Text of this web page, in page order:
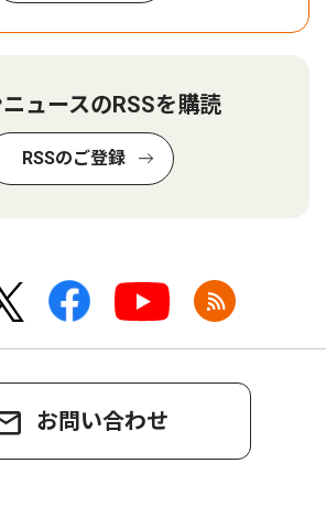
ュースのRSSを購読
RSSのご登録
お問い合わせ